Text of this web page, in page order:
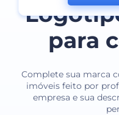
para
Complete sua marca
imóveis feito por
empresa e sua